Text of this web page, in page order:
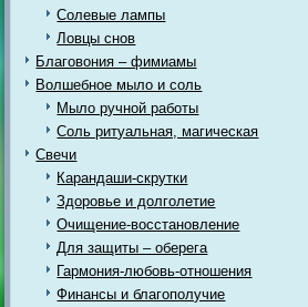
Солевые лампы
Ловцы снов
Благовония – фимиамы
Волшебное мыло и соль
Мыло ручной работы
Соль ритуальная, магическая
Свечи
Карандаши-скрутки
Здоровье и долголетие
Очищение-восстановление
Для защиты – оберега
Гармония-любовь-отношения
Финансы и благополучие